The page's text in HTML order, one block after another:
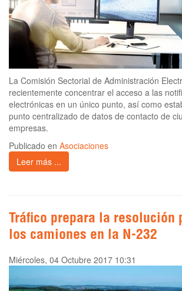
La Comisión Sectorial de Administración
recientemente concentrar el acceso a las
electrónicas en un único punto, así como
punto centralizado de datos de contacto de
empresas.
Publicado en Asociaciones
Leer más ...
Tráfico prepara la resolución
los camiones en la N-232
Miércoles, 04 Octubre 2017 10:31